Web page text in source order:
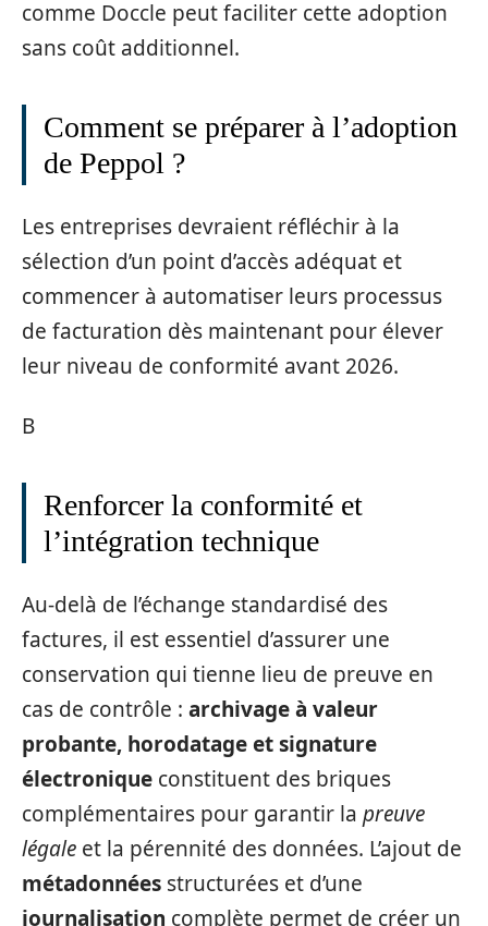
comme Doccle peut faciliter cette adoption
sans coût additionnel.
Comment se préparer à l’adoption
de Peppol ?
Les entreprises devraient réfléchir à la
sélection d’un point d’accès adéquat et
commencer à automatiser leurs processus
de facturation dès maintenant pour élever
leur niveau de conformité avant 2026.
B
Renforcer la conformité et
l’intégration technique
Au-delà de l’échange standardisé des
factures, il est essentiel d’assurer une
conservation qui tienne lieu de preuve en
cas de contrôle : archivage à valeur
probante, horodatage et signature
électronique constituent des briques
complémentaires pour garantir la preuve
légale et la pérennité des données. L’ajout de
métadonnées structurées et d’une
journalisation complète permet de créer un